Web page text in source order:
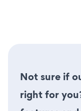
Not sure if
right for